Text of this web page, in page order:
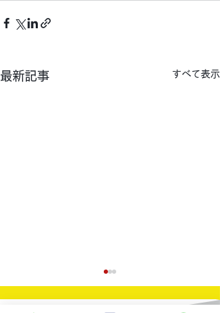
最新記事 すべて表示